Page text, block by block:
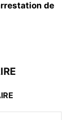
de